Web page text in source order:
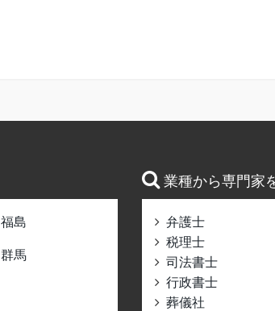
福島
群馬
業種から専門家
弁護士
税理士
司法書士
行政書士
葬儀社